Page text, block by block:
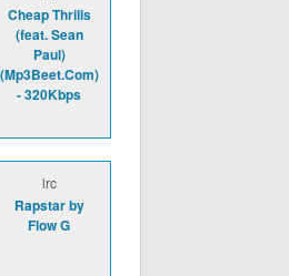
Cheap Thrills
(feat. Sean
Paul)
(Mp3Beet.Com)
- 320Kbps
lrc
Rapstar by
Flow G